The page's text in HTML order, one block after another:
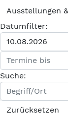
Ausstellungen
Datumfilter:
Suche:
Zurücksetzen